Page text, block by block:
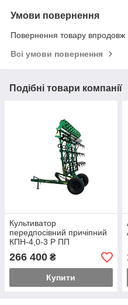
Умови повернення
Повернення товару впродовж
Всі умови повернення
Подібні товари компанії
Культиватор
передпосівний причіпний
КПН-4,0-3 Р ПП
266 400 ₴
Купити